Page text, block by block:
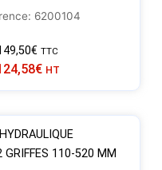
6200104
€ TTC
€ HT
GRIFFES 110-520 MM